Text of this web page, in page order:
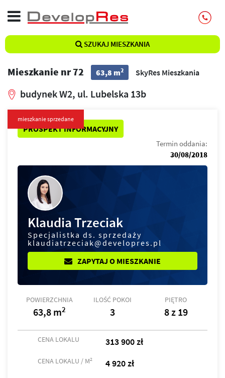
SZUKAJ MIESZKANIA
Mieszkanie nr 72 63,8 m2 SkyRes Mieszkania
budynek W2, ul. Lubelska 13b
PROSPEKT INFORMACYJNY
mieszkanie sprzedane
Termin oddania:
30/08/2018
Klaudia Trzeciak
Specjalistka ds. sprzedaży
klaudiatrzeciak@developres.pl
ZAPYTAJ O MIESZKANIE
POWIERZCHNIA
63,8 m2
ILOŚĆ POKOI
3
PIĘTRO
8 z 19
CENA LOKALU 313 900 zł
CENA LOKALU / M2 4 920 zł